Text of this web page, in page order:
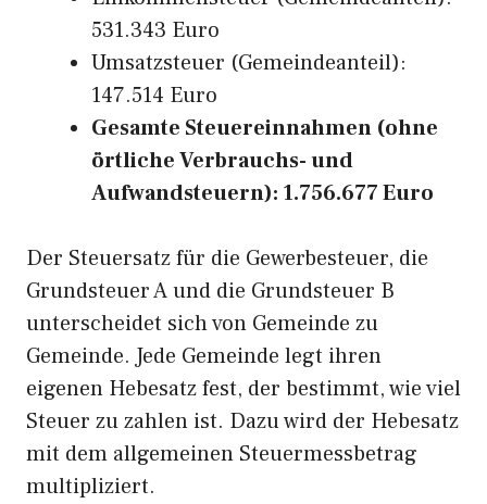
531.343 Euro
Umsatzsteuer (Gemeindeanteil):
147.514 Euro
Gesamte Steuereinnahmen (ohne
örtliche Verbrauchs- und
Aufwandsteuern): 1.756.677 Euro
Der Steuersatz für die Gewerbesteuer, die
Grundsteuer A und die Grundsteuer B
unterscheidet sich von Gemeinde zu
Gemeinde. Jede Gemeinde legt ihren
eigenen Hebesatz fest, der bestimmt, wie viel
Steuer zu zahlen ist. Dazu wird der Hebesatz
mit dem allgemeinen Steuermessbetrag
multipliziert.